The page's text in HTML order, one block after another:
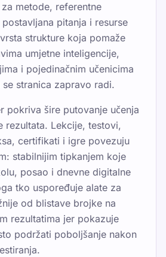
metode, referentne
pitanja i resurse
strukture koja pomaže
umjetne inteligencije,
i pojedinačnim učenicima
stranica zapravo radi.
pokriva šire putovanje učenja
rezultata. Lekcije, testovi,
certifikati i igre povezuju
stabilnijim tipkanjem koje
posao i dnevne digitalne
tko uspoređuje alate za
od blistave brojke na
rezultatima jer pokazuje
podržati poboljšanje nakon